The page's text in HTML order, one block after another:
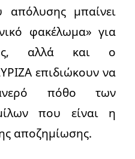
μπαίνει
φακέλωμα» για
αλλά και ο
επιδιώκουν να
πόθο των
που είναι η
αποζημίωσης.